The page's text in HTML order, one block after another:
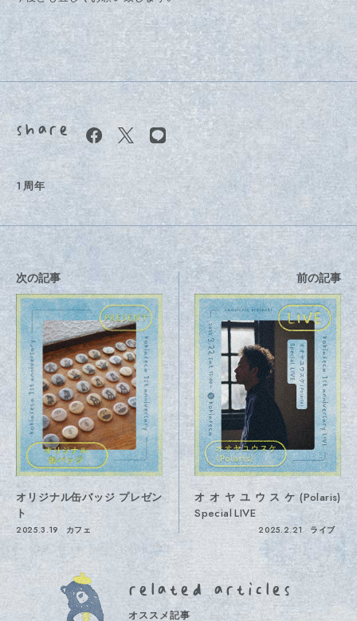
１周年
次の記事
オリジナル缶バッジ プレゼン
ト
2025.3.19 カフェ
前の記事
オオヤユウスケ(Polaris)
Special LIVE
2025.2.21 ライブ
related articles
オススメ記事